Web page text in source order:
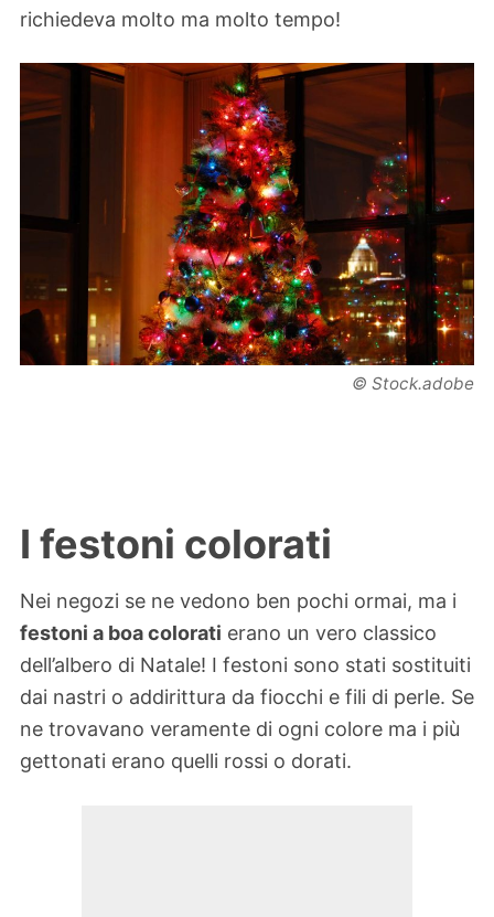
richiedeva molto ma molto tempo!
© Stock.adobe
I festoni colorati
Nei negozi se ne vedono ben pochi ormai, ma i
festoni a boa colorati erano un vero classico
dell’albero di Natale! I festoni sono stati sostituiti
dai nastri o addirittura da fiocchi e fili di perle. Se
ne trovavano veramente di ogni colore ma i più
gettonati erano quelli rossi o dorati.